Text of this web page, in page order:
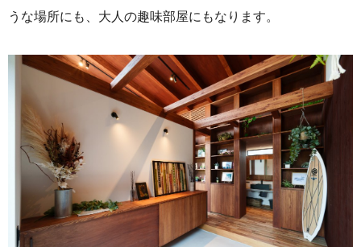
うな場所にも、大人の趣味部屋にもなります。